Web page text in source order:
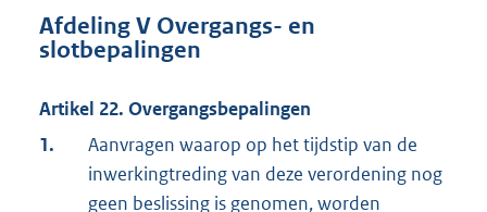
Afdeling V Overgangs- en
slotbepalingen
Artikel 22. Overgangsbepalingen
1.
Aanvragen waarop op het tijdstip van de
inwerkingtreding van deze verordening nog
geen beslissing is genomen, worden